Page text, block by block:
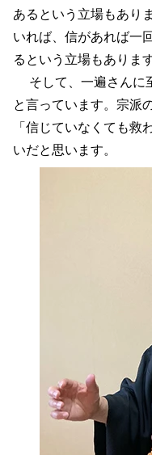
あるという立場もあり
いれば、信があれば一
るという立場もあります
そして、一遍さんに
と言っています。宗派
「信じていなくても救
いだと思います。